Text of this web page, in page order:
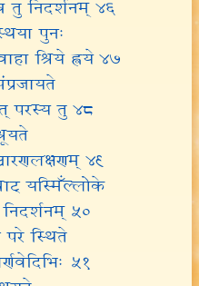
तु निदर्शनम् ४६
पुनः
श्रिये ह्वये ४७
परस्य तु ४८
४९
यस्मिँल्लोके
निदर्शनम् ५०
परे स्थिते
५१